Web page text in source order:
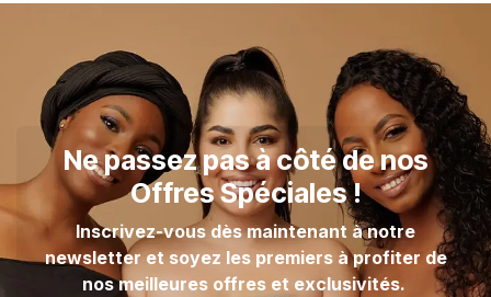
Ne passez pas à côté de nos
Offres Spéciales !
Inscrivez-vous dès maintenant à notre
newsletter et soyez les premiers à profiter de
nos meilleures offres et exclusivités.